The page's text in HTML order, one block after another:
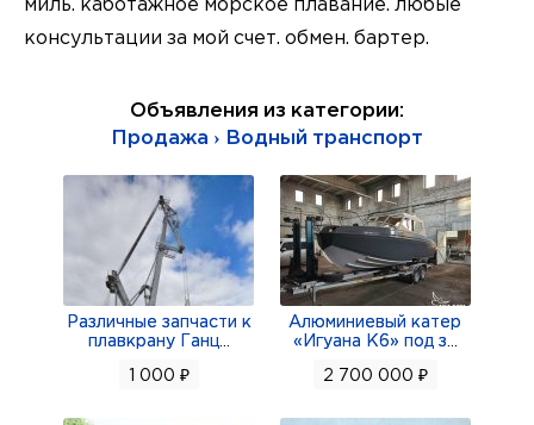
миль. каботажное морское плавание. любые
консультации за мой счет. обмен. бартер.
Объявления из категории:
Продажа › Водный транспорт
Различные запчасти к
плавкрану Ганц
1 000 ₽
Алюминиевый катер
«Игуана К6» под з
2 700 000 ₽